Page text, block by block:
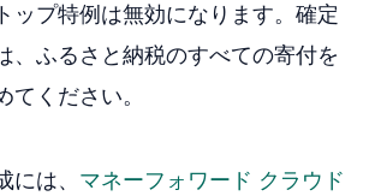
ップ特例は無効になります。確定
、ふるさと納税のすべての寄付を
てください。
には、 マネーフォワード クラウド